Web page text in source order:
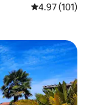
Calificación
4.97 (101)